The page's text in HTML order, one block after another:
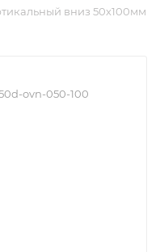
вниз 50х100мм
ovn-050-100